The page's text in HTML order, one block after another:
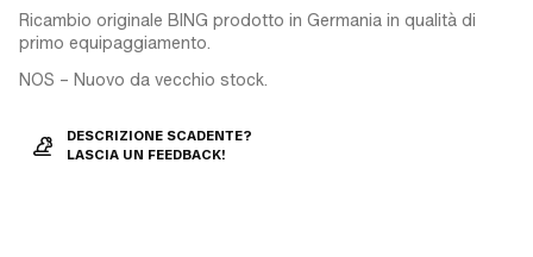
Ricambio originale BING prodotto in Germania in qualità di
primo equipaggiamento.
NOS – Nuovo da vecchio stock.
DESCRIZIONE SCADENTE?
LASCIA UN FEEDBACK!